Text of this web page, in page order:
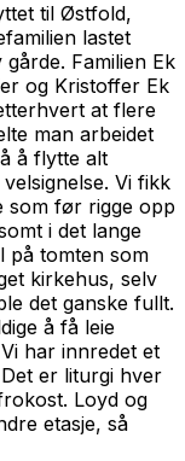
til Østfold,
lastet
Familien Ek
og Kristoffer Ek
at flere
man arbeidet
å flytte alt
Vi fikk
som før rigge opp
i det lange
på tomten som
kirkehus, selv
det ganske fullt.
å få leie
har innredet et
er liturgi hver
Loyd og
etasje, så